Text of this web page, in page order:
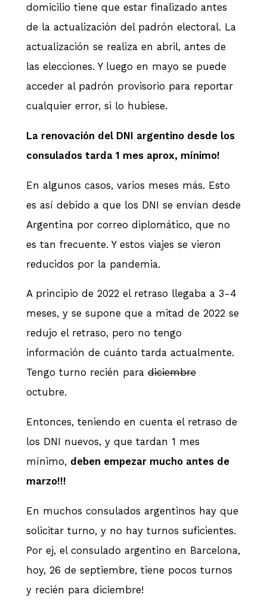
domicilio tiene que estar finalizado antes
de la actualización del padrón electoral. La
actualización se realiza en abril, antes de
las elecciones. Y luego en mayo se puede
acceder al padrón provisorio para reportar
cualquier error, si lo hubiese.
La renovación del DNI argentino desde los
consulados tarda 1 mes aprox, mínimo!
En algunos casos, varios meses más. Esto
es así debido a que los DNI se envían desde
Argentina por correo diplomático, que no
es tan frecuente. Y estos viajes se vieron
reducidos por la pandemia.
A principio de 2022 el retraso llegaba a 3-4
meses, y se supone que a mitad de 2022 se
redujo el retraso, pero no tengo
información de cuánto tarda actualmente.
Tengo turno recién para diciembre
octubre.
Entonces, teniendo en cuenta el retraso de
los DNI nuevos, y que tardan 1 mes
mínimo, deben empezar mucho antes de
marzo!!!
En muchos consulados argentinos hay que
solicitar turno, y no hay turnos suficientes.
Por ej, el consulado argentino en Barcelona,
hoy, 26 de septiembre, tiene pocos turnos
y recién para diciembre!